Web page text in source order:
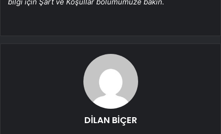
bilgi için Şart ve Koşullar bölümümüze bakın.
DİLAN BİÇER